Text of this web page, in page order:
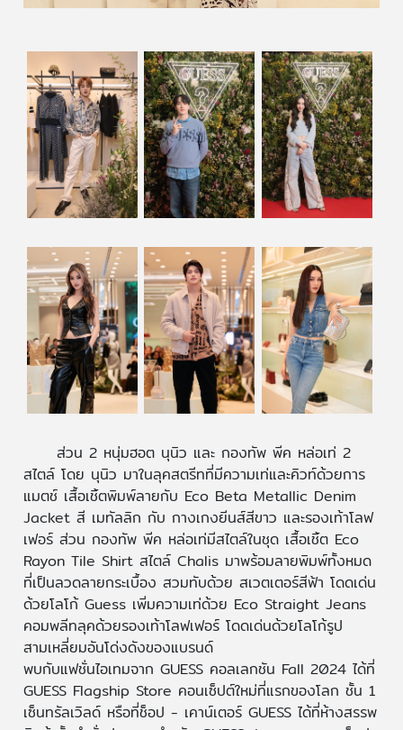
​ส่วน 2 หนุ่มฮอต นุนิว และ กองทัพ พีค หล่อเท่ 2
สไตล์ โดย นุนิว มาในลุคสตรีทที่มีความเท่และคิวท์ด้วยการ
แมตช์ เสื้อเชิ้ตพิมพ์ลายกับ Eco Beta Metallic Denim
Jacket สี เมทัลลิก กับ กางเกงยีนส์สีขาว และรองเท้าโลฟ
เฟอร์ ส่วน กองทัพ พีค หล่อเท่มีสไตล์ในชุด เสื้อเชิ้ต Eco
Rayon Tile Shirt สไตล์ Chalis มาพร้อมลายพิมพ์ทั้งหมด
ที่เป็นลวดลายกระเบื้อง สวมทับด้วย สเวตเตอร์สีฟ้า โดดเด่น
ด้วยโลโก้ Guess เพิ่มความเท่ด้วย Eco Straight Jeans
คอมพลีทลุคด้วยรองเท้าโลฟเฟอร์ โดดเด่นด้วยโลโก้รูป
สามเหลี่ยมอันโด่งดังของแบรนด์
พบกับแฟชั่นไอเทมจาก GUESS คอลเลกชัน Fall 2024 ได้ที่
GUESS Flagship Store คอนเซ็ปต์ใหม่ที่แรกของโลก ชั้น 1
เซ็นทรัลเวิลด์ หรือที่ช็อป - เคาน์เตอร์ GUESS ได้ที่ห้างสรรพ